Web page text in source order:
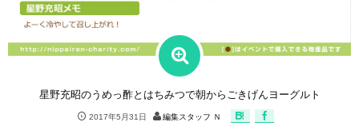
星野充昭のうめっ酢とはちみつで朝からごきげんヨーグルト
2017年5月31日 編集スタッフ Ｎ